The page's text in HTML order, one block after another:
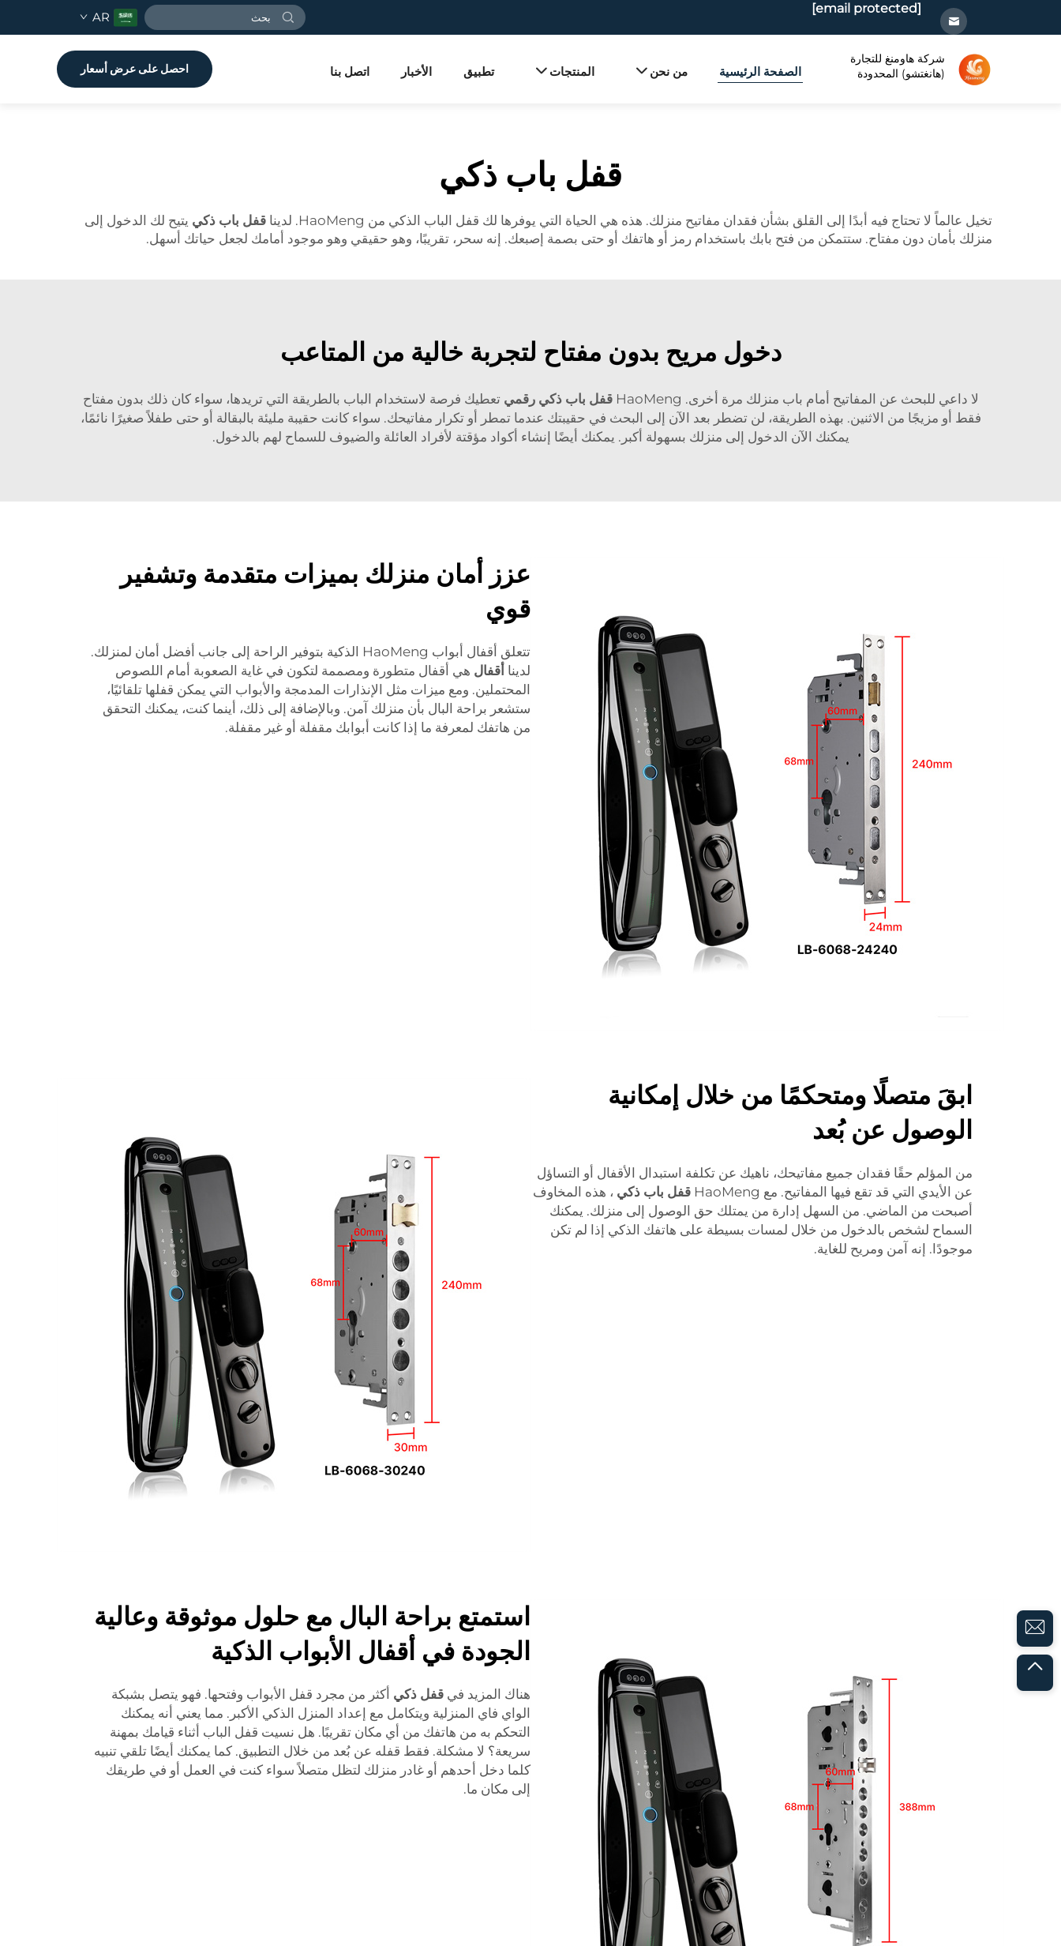
[email protected]
AR
شركة هاومنغ للتجارة
(هانغتشو) المحدودة
الصفحة الرئيسية من نحن المنتجات تطبيق الأخبار اتصل بنا احصل على عرض أسعار
قفل باب ذكي
تخيل عالماً لا تحتاج فيه أبدًا إلى القلق بشأن فقدان مفاتيح منزلك. هذه هي الحياة التي يوفرها لك قفل الباب الذكي من HaoMeng. لدينا قفل باب ذكي يتيح لك الدخول إلى
منزلك بأمان دون مفتاح. ستتمكن من فتح بابك باستخدام رمز أو هاتفك أو حتى بصمة إصبعك. إنه سحر، تقريبًا، وهو حقيقي وهو موجود أمامك لجعل حياتك أسهل.
دخول مريح بدون مفتاح لتجربة خالية من المتاعب
لا داعي للبحث عن المفاتيح أمام باب منزلك مرة أخرى. HaoMeng قفل باب ذكي رقمي تعطيك فرصة لاستخدام الباب بالطريقة التي تريدها، سواء كان ذلك بدون مفتاح
فقط أو مزيجًا من الاثنين. بهذه الطريقة، لن تضطر بعد الآن إلى البحث في حقيبتك عندما تمطر أو تكرار مفاتيحك. سواء كانت حقيبة مليئة بالبقالة أو حتى طفلاً صغيرًا نائمًا،
يمكنك الآن الدخول إلى منزلك بسهولة أكبر. يمكنك أيضًا إنشاء أكواد مؤقتة لأفراد العائلة والضيوف للسماح لهم بالدخول.
عزز أمان منزلك بميزات متقدمة وتشفير
قوي
تتعلق أقفال أبواب HaoMeng الذكية بتوفير الراحة إلى جانب أفضل أمان لمنزلك.
لدينا أقفال هي أقفال متطورة ومصممة لتكون في غاية الصعوبة أمام اللصوص
المحتملين. ومع ميزات مثل الإنذارات المدمجة والأبواب التي يمكن قفلها تلقائيًا،
ستشعر براحة البال بأن منزلك آمن. وبالإضافة إلى ذلك، أينما كنت، يمكنك التحقق
من هاتفك لمعرفة ما إذا كانت أبوابك مقفلة أو غير مقفلة.
ابقَ متصلًا ومتحكمًا من خلال إمكانية
الوصول عن بُعد
من المؤلم حقًا فقدان جميع مفاتيحك، ناهيك عن تكلفة استبدال الأقفال أو التساؤل
عن الأيدي التي قد تقع فيها المفاتيح. مع HaoMeng
قفل باب ذكي ، هذه المخاوف
أصبحت من الماضي. من السهل إدارة من يمتلك حق الوصول إلى منزلك. يمكنك
السماح لشخص بالدخول من خلال لمسات بسيطة على هاتفك الذكي إذا لم تكن
موجودًا. إنه آمن ومريح للغاية.
استمتع براحة البال مع حلول موثوقة وعالية
الجودة في أقفال الأبواب الذكية
هناك المزيد في قفل ذكي أكثر من مجرد قفل الأبواب وفتحها. فهو يتصل بشبكة
الواي فاي المنزلية ويتكامل مع إعداد المنزل الذكي الأكبر. مما يعني أنه يمكنك
التحكم به من هاتفك من أي مكان تقريبًا. هل نسيت قفل الباب أثناء قيامك بمهنة
سريعة؟ لا مشكلة. فقط قفله عن بُعد من خلال التطبيق. كما يمكنك أيضًا تلقي تنبيه
كلما دخل أحدهم أو غادر منزلك لتظل متصلاً سواء كنت في العمل أو في طريقك
إلى مكان ما.